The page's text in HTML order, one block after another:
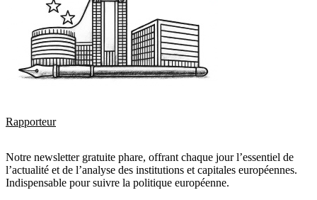
Rapporteur
Notre newsletter gratuite phare, offrant chaque jour l’essentiel de
l’actualité et de l’analyse des institutions et capitales européennes.
Indispensable pour suivre la politique européenne.